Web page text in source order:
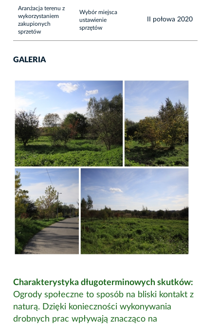
Aranżacja terenu z
wykorzystaniem
zakupionych
sprzetów
Wybór miejsca
ustawienie
sprzętów
II połowa 2020
GALERIA
Charakterystyka długoterminowych skutków:
Ogrody społeczne to sposób na bliski kontakt z
naturą. Dzięki konieczności wykonywania
drobnych prac wpływają znacząco na